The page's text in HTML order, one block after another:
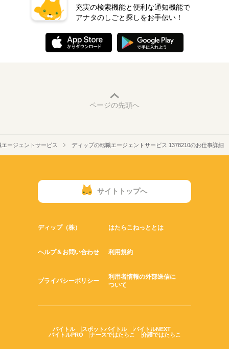
充実の検索機能と便利な通知機能で
アナタのしごと探しをお手伝い！
ページの先頭へ
ージェントサービス ディップの転職エージェントサービス 1378210のお仕事詳細
サイトトップへ
ディップ（株） はたらこねっととは
ヘルプ＆お問い合わせ 利用規約
プライバシーポリシー
利用者情報の外部送信に
ついて
バイトル スポットバイトル
バイトルNEXT
バイトルPRO
ナースではたらこ 介護ではたらこ